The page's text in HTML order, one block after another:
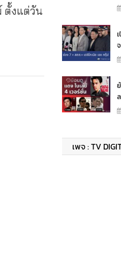
ตั้งแต่วัน
เพจ : TV